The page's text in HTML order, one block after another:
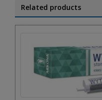
Related products